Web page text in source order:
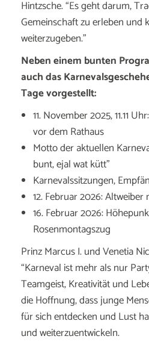
Hintzsche. “Es geht darum,
Gemeinschaft zu erleben und
weiterzugeben.”
Neben einem bunten
auch das
Tage vorgestellt:
11. November 2025, 11.11
vor dem Rathaus
Motto der aktuellen
bunt, ejal wat kütt”
Karnevalssitzungen,
12. Februar 2026:
16. Februar 2026:
Rosenmontagszug
Prinz Marcus I. und Venetia
“Karneval ist mehr als nur
Teamgeist, Kreativität und
die Hoffnung, dass junge
für sich entdecken und Lust
und weiterzuentwickeln.